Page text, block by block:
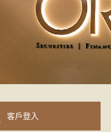
客戶登入